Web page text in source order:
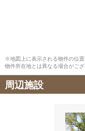
※地図上に表示される物件の位
物件所在地とは異なる場合がござ
周辺施設